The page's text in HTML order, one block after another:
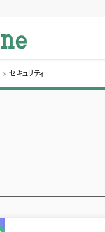
セキュリティ